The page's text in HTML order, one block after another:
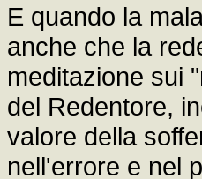
E quando la
anche che la
meditazione sui
del Redentore,
valore della
nell'errore e nel